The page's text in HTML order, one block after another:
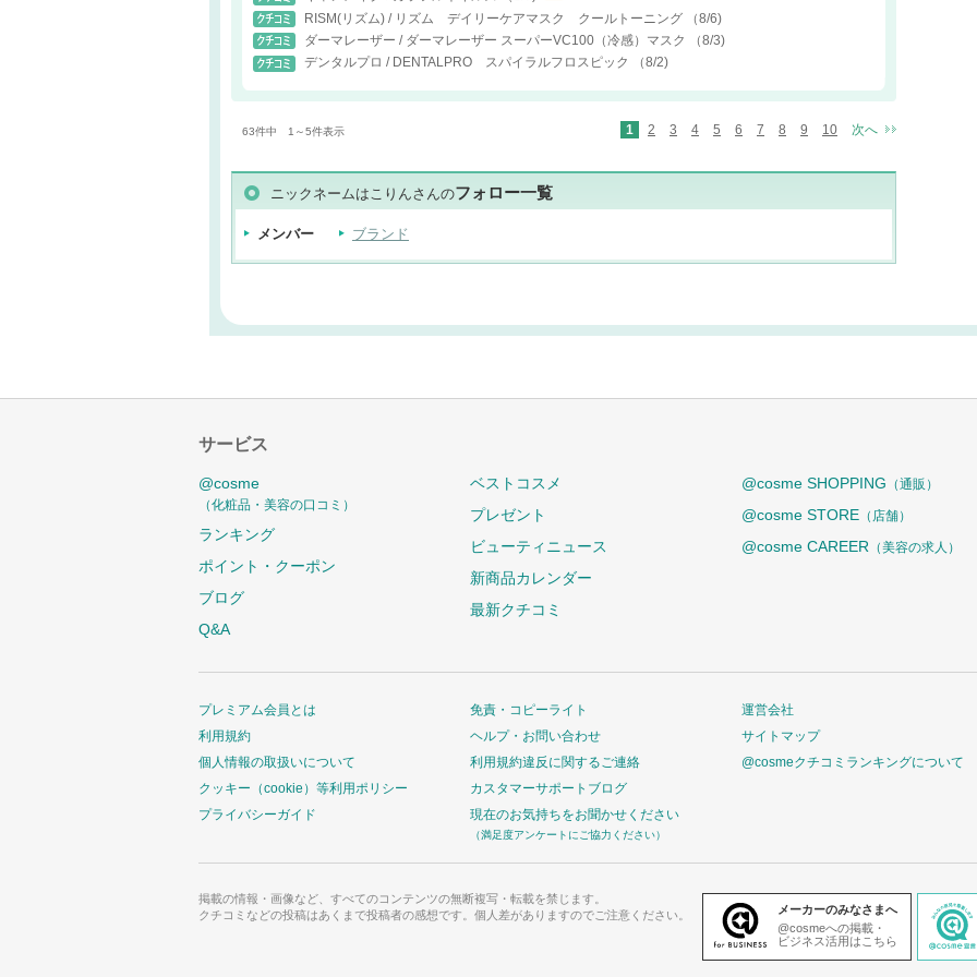
RISM(リズム) / リズム デイリーケアマスク クールトーニング
（8/6)
ダーマレーザー / ダーマレーザー スーパーVC100（冷感）マスク
（8/3)
デンタルプロ / DENTALPRO スパイラルフロスピック
（8/2)
63件中 1～5件表示 1 2 3 4 5 6 7 8 9 10 次へ
ニックネームはこりんさんのフォロー一覧
メンバー ブランド
サービス
@cosme
（化粧品・美容の口コミ）
ランキング
ポイント・クーポン
ブログ
Q&A
ベストコスメ
プレゼント
ビューティニュース
新商品カレンダー
最新クチコミ
@cosme SHOPPING （通販）
@cosme STORE （店舗）
@cosme CAREER （美容の求人）
プレミアム会員とは
利用規約
個人情報の取扱いについて
クッキー（cookie）等利用ポリシー
プライバシーガイド
免責・コピーライト
ヘルプ・お問い合わせ
利用規約違反に関するご連絡
カスタマーサポートブログ
現在のお気持ちをお聞かせください
（満足度アンケートにご協力ください）
運営会社
サイトマップ
@cosmeクチコミランキングについて
掲載の情報・画像など、すべてのコンテンツの無断複写・転載を禁じます。
クチコミなどの投稿はあくまで投稿者の感想です。個人差がありますのでご注意ください。
メーカーのみなさまへ
@cosmeへの掲載・
ビジネス活用はこちら